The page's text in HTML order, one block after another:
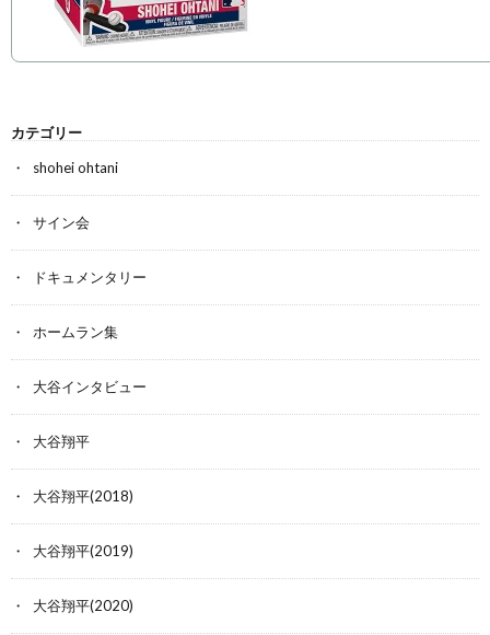
カテゴリー
shohei ohtani
サイン会
ドキュメンタリー
ホームラン集
大谷インタビュー
大谷翔平
大谷翔平(2018)
大谷翔平(2019)
大谷翔平(2020)